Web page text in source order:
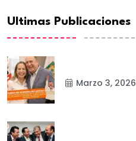
Ultimas Publicaciones
Marzo 3, 2026